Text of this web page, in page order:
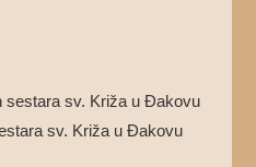
sv. Križa u Đakovu